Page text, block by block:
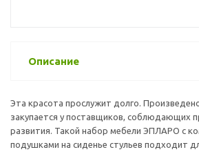
Описание
Эта красота прослужит долго.
закупается у поставщиков, соблюдающих
развития. Такой набор мебели ЭПЛАРО с
подушками на сиденье стульев подходит